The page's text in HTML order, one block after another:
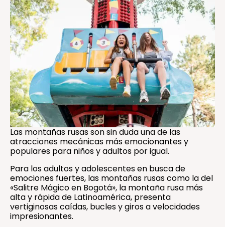
Las montañas rusas son sin duda una de las
atracciones mecánicas más emocionantes y
populares para niños y adultos por igual.
Para los adultos y adolescentes en busca de
emociones fuertes, las montañas rusas como la del
«Salitre Mágico en Bogotá», la montaña rusa más
alta y rápida de Latinoamérica, presenta
vertiginosas caídas, bucles y giros a velocidades
impresionantes.